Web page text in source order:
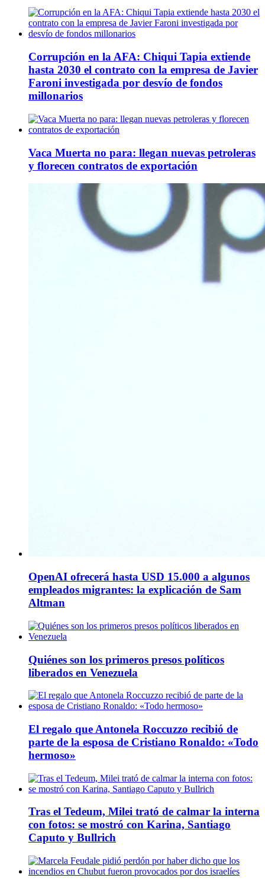
Corrupción en la AFA: Chiqui Tapia extiende
hasta 2030 el contrato con la empresa de Javier
Faroni investigada por desvío de fondos
millonarios
Vaca Muerta no para: llegan nuevas petroleras
y florecen contratos de exportación
OpenAI ofrecerá hasta USD 15.000 a algunos
empleados migrantes: la explicación de Sam
Altman
Quiénes son los primeros presos políticos
liberados en Venezuela
El regalo que Antonela Roccuzzo recibió de
parte de la esposa de Cristiano Ronaldo: «Todo
hermoso»
Tras el Tedeum, Milei trató de calmar la interna
con fotos: se mostró con Karina, Santiago
Caputo y Bullrich